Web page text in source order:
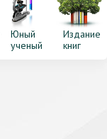
Юный
ученый
Издание
книг